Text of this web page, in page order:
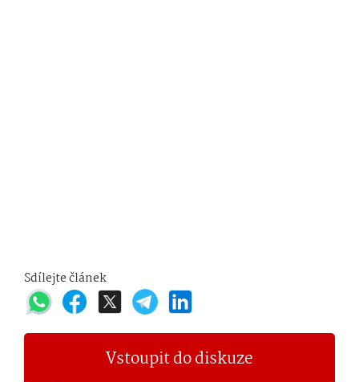
Sdílejte článek
Vstoupit do diskuze